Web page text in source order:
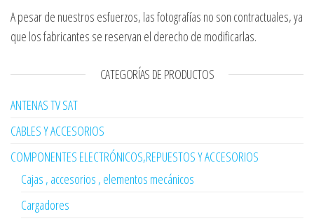
A pesar de nuestros esfuerzos, las fotografías no son contractuales, ya
que los fabricantes se reservan el derecho de modificarlas.
CATEGORÍAS DE PRODUCTOS
ANTENAS TV SAT
CABLES Y ACCESORIOS
COMPONENTES ELECTRÓNICOS,REPUESTOS Y ACCESORIOS
Cajas , accesorios , elementos mecánicos
Cargadores